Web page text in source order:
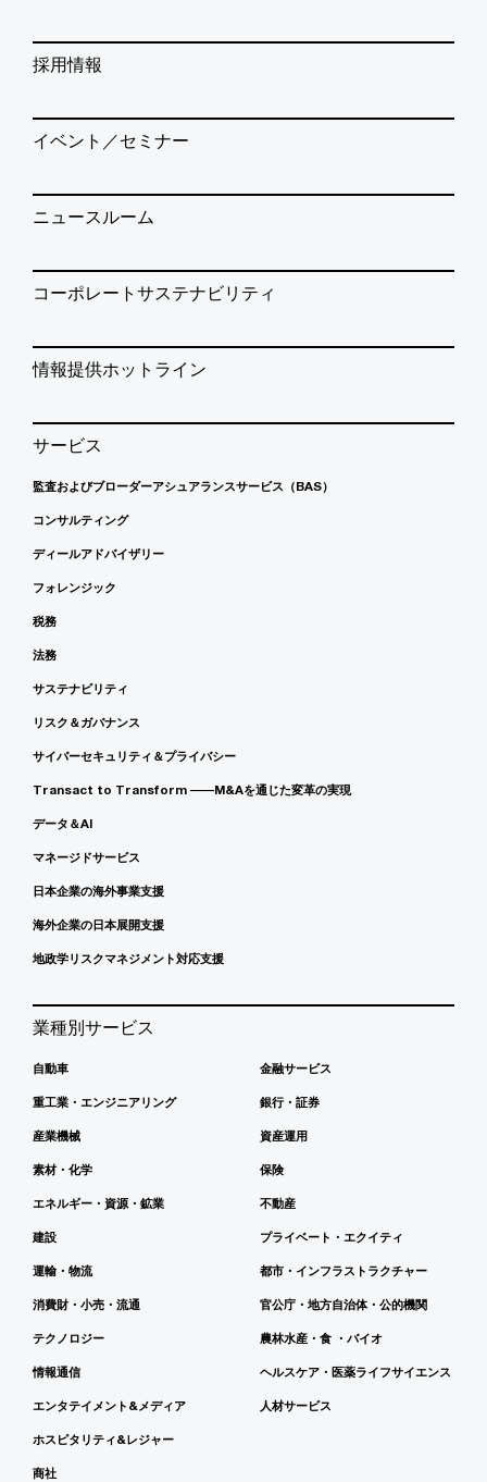
採用情報
イベント／セミナー
ニュースルーム
コーポレートサステナビリティ
情報提供ホットライン
サービス
監査およびブローダーアシュアランスサービス（BAS）
コンサルティング
ディールアドバイザリー
フォレンジック
税務
法務
サステナビリティ
リスク＆ガバナンス
サイバーセキュリティ＆プライバシー
Transact to Transform ――M&Aを通じた変革の実現
データ＆AI
マネージドサービス
日本企業の海外事業支援
海外企業の日本展開支援
地政学リスクマネジメント対応支援
業種別サービス
自動車
重工業・エンジニアリング
産業機械
素材・化学
エネルギー・資源・鉱業
建設
運輸・物流
消費財・小売・流通
テクノロジー
情報通信
エンタテイメント&メディア
ホスピタリティ&レジャー
商社
金融サービス
銀行・証券
資産運用
保険
不動産
プライベート・エクイティ
都市・インフラストラクチャー
官公庁・地方自治体・公的機関
農林水産・食 ・バイオ
ヘルスケア・医薬ライフサイエンス
人材サービス